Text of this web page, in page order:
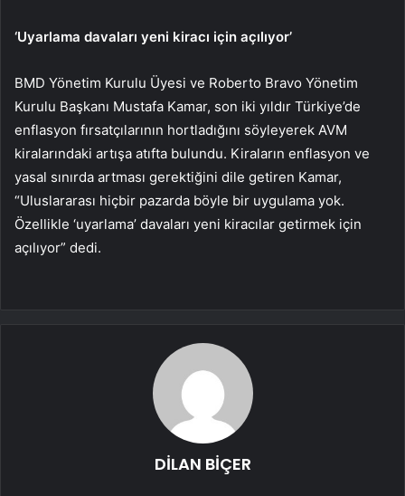
‘Uyarlama davaları yeni kiracı için açılıyor’
BMD Yönetim Kurulu Üyesi ve Roberto Bravo Yönetim
Kurulu Başkanı Mustafa Kamar, son iki yıldır Türkiye’de
enflasyon fırsatçılarının hortladığını söyleyerek AVM
kiralarındaki artışa atıfta bulundu. Kiraların enflasyon ve
yasal sınırda artması gerektiğini dile getiren Kamar,
“Uluslararası hiçbir pazarda böyle bir uygulama yok.
Özellikle ‘uyarlama’ davaları yeni kiracılar getirmek için
açılıyor” dedi.
DİLAN BİÇER